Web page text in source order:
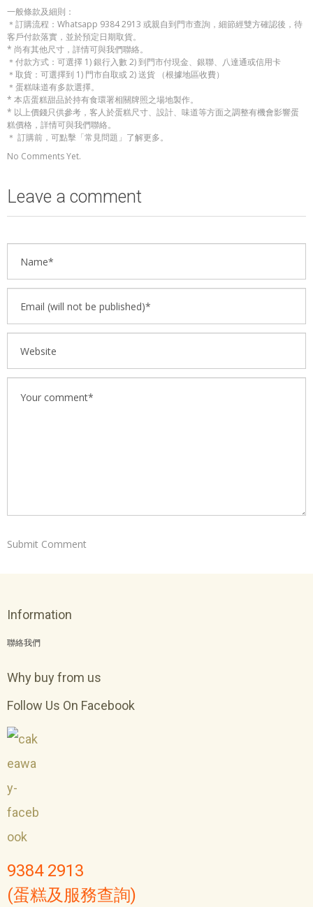
一般條款及細則：
＊訂購流程：Whatsapp 9384 2913 或親自到門市查詢，細節經雙方確認後，待
客戶付款落實，並於預定日期取貨。
* 尚有其他尺寸，詳情可與我們聯絡。
＊付款方式：可選擇 1) 銀行入數 2) 到門市付現金、銀聯、八達通或信用卡
＊取貨：可選擇到 1) 門市自取或 2) 送貨 （根據地區收費）
＊蛋糕味道有多款選擇。
* 本店蛋糕甜品於持有食環署相關牌照之場地製作。
* 以上價錢只供參考，客人於蛋糕尺寸、設計、味道等方面之調整有機會影響蛋
糕價格，詳情可與我們聯絡。
＊ 訂購前，可點擊「常見問題」了解更多。
No Comments Yet.
Leave a comment
Information
聯絡我們
Why buy from us
Follow Us On Facebook
9384 2913
(蛋糕及服務查詢)